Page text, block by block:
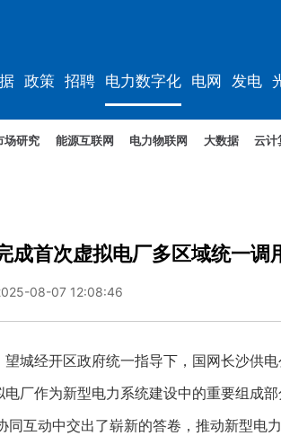
政策 招聘 电力数字化 电网 发电
场研究 能源互联网 电力物联网 大数据 云计
成首次虚拟电厂多区域统一调
08-07 12:08:46
经开区政府统一指导下，国网长沙供电
厂作为新型电力系统建设中的重要组成
同互动中交出了崭新的答卷，推动新型电